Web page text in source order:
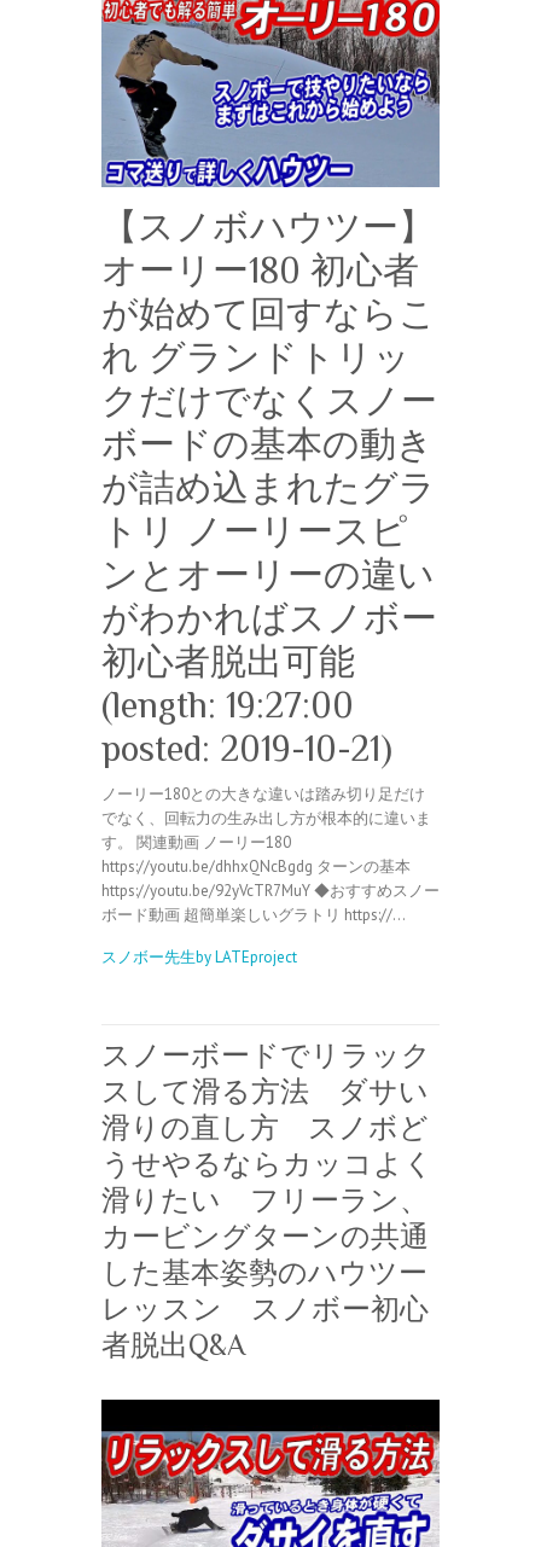
【スノボハウツー】
オーリー180 初心者
が始めて回すならこ
れ グランドトリッ
クだけでなくスノー
ボードの基本の動き
が詰め込まれたグラ
トリ ノーリースピ
ンとオーリーの違い
がわかればスノボー
初心者脱出可能
(length: 19:27:00
posted: 2019-10-21)
ノーリー180との大きな違いは踏み切り足だけ
でなく、回転力の生み出し方が根本的に違いま
す。 関連動画 ノーリー180
https://youtu.be/dhhxQNcBgdg ターンの基本
https://youtu.be/92yVcTR7MuY ◆おすすめスノー
ボード動画 超簡単楽しいグラトリ https://…
スノボー先生by LATEproject
スノーボードでリラック
スして滑る方法 ダサい
滑りの直し方 スノボど
うせやるならカッコよく
滑りたい フリーラン、
カービングターンの共通
した基本姿勢のハウツー
レッスン スノボー初心
者脱出Q&A